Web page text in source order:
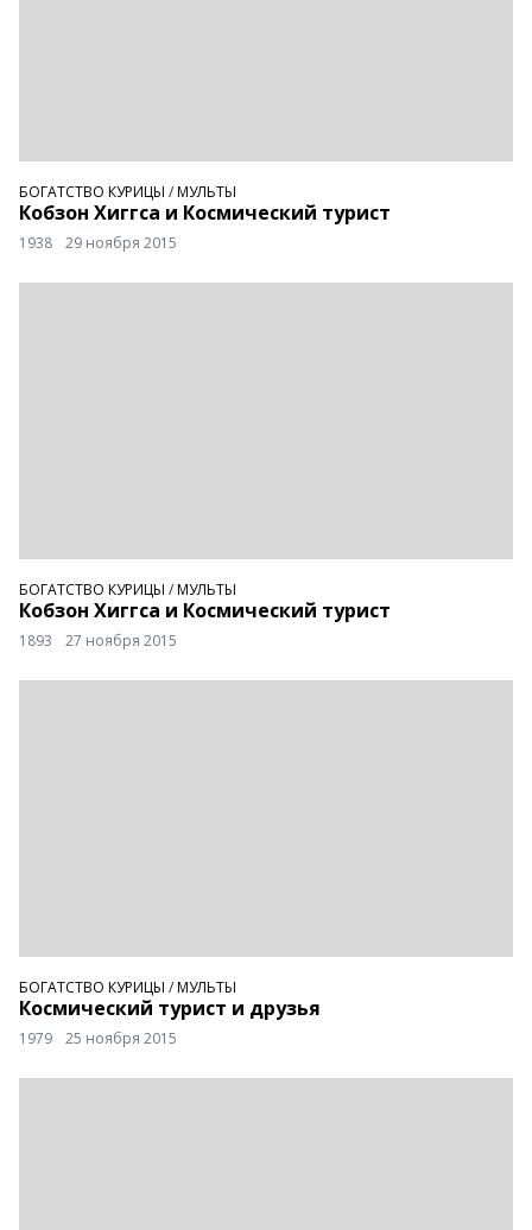
БОГАТСТВО КУРИЦЫ /МУЛЬТЫ
Кобзон Хиггса и Космический турист
1938 29 ноября 2015
БОГАТСТВО КУРИЦЫ /МУЛЬТЫ
Кобзон Хиггса и Космический турист
1893 27 ноября 2015
БОГАТСТВО КУРИЦЫ /МУЛЬТЫ
Космический турист и друзья
1979 25 ноября 2015